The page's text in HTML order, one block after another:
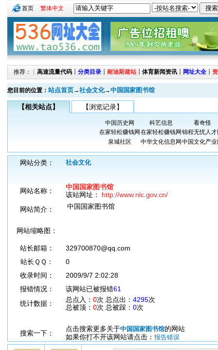
首页 繁体中文
推荐：┊ 高速流量代码 ┊ 分类目录 ┊ 耐迪斯建站 ┊ 体育新闻资讯 ┊ 网址大全 ┊
您目前的位置： 站点首页→社会文化→中国国家图书馆
【相关站点】 【浏览记录】
中国历史网 科艺信息
看奇怪
在家轻松赚钱网 在家轻松赚钱网 锦程无忧人才
泉城社区
中华文化信息网 中国文化产业
网站分类： 社会文化
网站名称：
中国国家图书馆
该站网址： http://www.nlc.gov.cn/
网站简介：
中国国家图书馆
网站缩略图：
站长邮箱：
329700870@qq.com
站长ＱＱ：
0
收录时间：
2009/9/7 2:02:28
报错情况：
该网站已被报错61
统计数据：
总点入： 0次 总点出： 4295次
总被顶： 0次 总被踩： 0次
搜索一下：
点击搜索更多关于中国国家图书馆的网站
如果你打不开该网站请点击： 报告错误